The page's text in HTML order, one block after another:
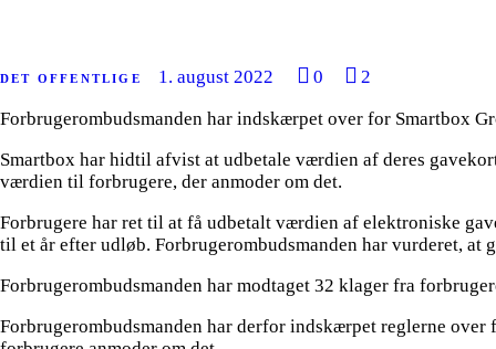
DET OFFENTLIGE 1. august 2022 0
2
Forbrugerombudsmanden har indskærpet over for Smartbox
Smartbox har hidtil afvist at udbetale værdien af deres
værdien til forbrugere, der anmoder om det.
Forbrugere har ret til at få udbetalt værdien af elektroniske
til et år efter udløb. Forbrugerombudsmanden har vurderet,
Forbrugerombudsmanden har modtaget 32 klager fra
Forbrugerombudsmanden har derfor indskærpet reglerne